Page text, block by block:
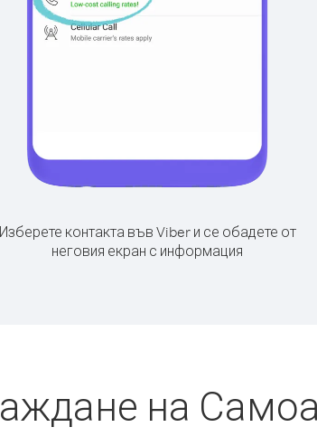
Изберете контакта във Viber и се обадете от
неговия екран с информация
на